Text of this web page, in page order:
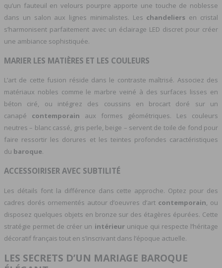
qu’un fauteuil en velours pourpre apporte une touche de noblesse
dans un salon aux lignes minimalistes. Les chandeliers en cristal
s’harmonisent parfaitement avec un éclairage LED discret pour créer
une ambiance sophistiquée.
MARIER LES MATIÈRES ET LES COULEURS
L’art de cette fusion réside dans le contraste maîtrisé. Associez des
matériaux nobles comme le marbre veiné à des surfaces lisses en
béton ciré, ou intégrez des coussins en brocart doré sur un
canapé contemporain aux formes géométriques. Les couleurs
neutres – blanc cassé, gris perle, beige – servent de toile de fond pour
faire ressortir les dorures et les teintes profondes caractéristiques
du baroque.
ACCESSOIRISER AVEC SUBTILITÉ
Les détails font la différence dans cette approche. Optez pour des
cadres dorés ornementés autour d’oeuvres d’art contemporain, ou
disposez quelques objets en bronze sur des étagères épurées. Cette
stratégie permet de créer un intérieurunique qui respecte l’héritage
décoratif français tout en s’inscrivant dans l’époque actuelle.
LES SECRETS D’UN MARIAGE BAROQUE